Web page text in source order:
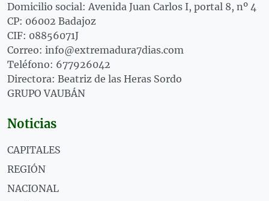
Domicilio social: Avenida Juan Carlos I, portal 8, nº 4
CP: 06002 Badajoz
CIF: 08856071J
Correo: info@extremadura7dias.com
Teléfono: 677926042
Directora: Beatriz de las Heras Sordo
GRUPO VAUBÁN
Noticias
CAPITALES
REGIÓN
NACIONAL